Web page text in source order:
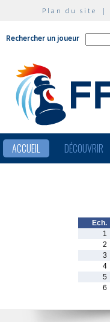
Plan du site |
Rechercher un joueur
ACCUEIL DÉCOUVRIR
Ech.
1
2
3
4
5
6